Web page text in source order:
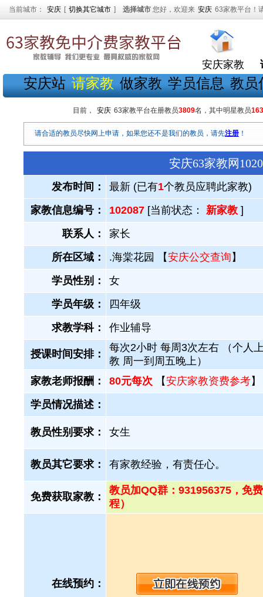
当前城市： 安庆 [ 切换其它城市 ] 选择城市 您好，欢迎来 安庆 63家教平台！
安庆家教
安庆站 请家教 做家教 学员信息 教员
目前， 安庆 63家教平台在册教员3809名，其中明星教员163
请合适的教员尽快网上申请，如果您还不是我们的教员，请先注册 ！
安庆63家教网
发布时间： 最新 (已有1个教员应聘此家教)
家教信息编号：
102087 [当前状态： 新家教 ]
联系人：
家长
所在区域：
.海棠花园 【安庆公交查询 】
学员性别：
女
学员年级：
四年级
求教学科：
作业辅导
授课时间安排：
每次2小时 每周3次左右 （个人
教 周一到周五晚上）
家教老师报酬：
80元每次 【安庆家教资费参考】
学员情况描述：
教员性别要求： 女生
教员其它要求： 有家教经验，有责任心。
免费获取家教：
教员加QQ群：931956375，免
程）
在线预约：